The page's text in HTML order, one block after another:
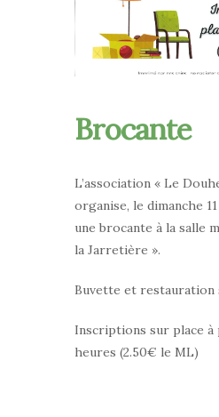
Brocante
L’association « Le
organise, le dimanche
une brocante à la salle
la Jarretière ».
Buvette et restauration
Inscriptions sur place
heures (2.50€ le ML)